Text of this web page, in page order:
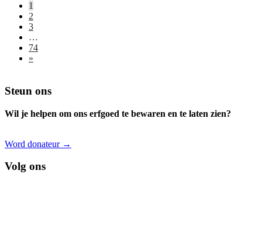
1
2
3
…
74
»
Footer
Steun ons
Wil je helpen om ons erfgoed te bewaren en te laten zien?
Word donateur →
Volg ons